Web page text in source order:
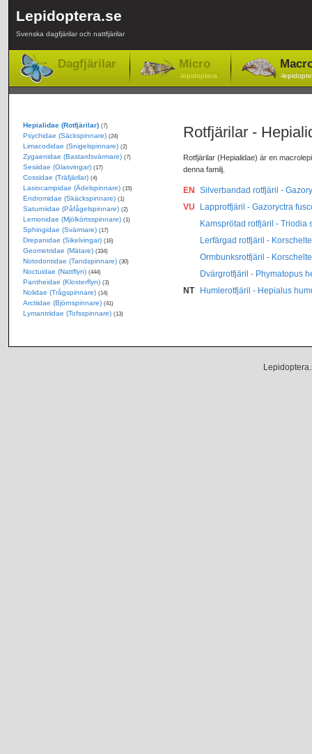
Lepidoptera.se
Svenska dagfjärilar och nattfjärilar
Dagfjärilar Micro
-lepidoptera -
Rotfjärilar -
Rotfjärilar (Hepialidae) är en
denna familj.
EN
Silverbandad rotfjäril -
VU
Lapprotfjäril - Gazoryctra
Kamsprötad rotfjäril - Triodia
Lerfärgad rotfjäril -
Ormbunksrotfjäril -
Dvärgrotfjäril - Phymatopus
NT
Humlerotfjäril - Hepialus
Hepialidae (Rotfjärilar) (7)
Psychidae (Säckspinnare) (24)
Limacodidae (Snigelspinnare) (2)
Zygaenidae (Bastardsvärmare) (7)
Sesiidae (Glasvingar) (17)
Cossidae (Träfjärilar) (4)
Lasiocampidae (Ädelspinnare) (15)
Endromidae (Skäckspinnare) (1)
Saturniidae (Påfågelspinnare) (2)
Lemonidae (Mjölkörtsspinnare) (1)
Sphingidae (Svärmare) (17)
Drepanidae (Sikelvingar) (16)
Geometridae (Mätare) (334)
Notodontidae (Tandspinnare) (30)
Noctuidae (Nattflyn) (444)
Pantheidae (Klosterflyn) (3)
Nolidae (Trågspinnare) (14)
Arctiidae (Björnspinnare) (41)
Lymantriidae (Tofsspinnare) (13)